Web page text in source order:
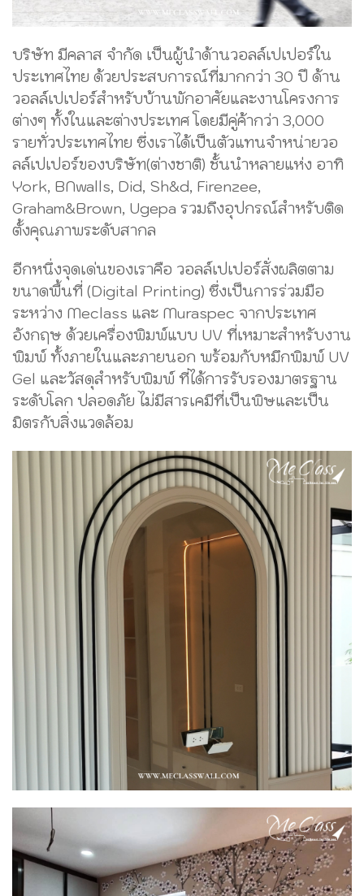
บริษัท มีคลาส จำกัด เป็นผู้นำด้านวอลล์เปเปอร์ใน
ประเทศไทย ด้วยประสบการณ์ที่มากกว่า 30 ปี ด้าน
วอลล์เปเปอร์สำหรับบ้านพักอาศัยและงานโครงการ
ต่างๆ ทั้งในและต่างประเทศ โดยมีคู่ค้ากว่า 3,000
รายทั่วประเทศไทย ซึ่งเราได้เป็นตัวแทนจำหน่ายวอ
ลล์เปเปอร์ของบริษัท(ต่างชาติ) ชั้นนำหลายแห่ง อาทิ
York, BNwalls, Did, Sh&d, Firenzee,
Graham&Brown, Ugepa รวมถึงอุปกรณ์สำหรับติด
ตั้งคุณภาพระดับสากล
อีกหนึ่งจุดเด่นของเราคือ วอลล์เปเปอร์สั่งผลิตตาม
ขนาดพื้นที่ (Digital Printing) ซึ่งเป็นการร่วมมือ
ระหว่าง Meclass และ Muraspec จากประเทศ
อังกฤษ ด้วยเครื่องพิมพ์แบบ UV ที่เหมาะสำหรับงาน
พิมพ์ ทั้งภายในและภายนอก พร้อมกับหมึกพิมพ์ UV
Gel และวัสดุสำหรับพิมพ์ ที่ได้การรับรองมาตรฐาน
ระดับโลก ปลอดภัย ไม่มีสารเคมีที่เป็นพิษและเป็น
มิตรกับสิ่งแวดล้อม